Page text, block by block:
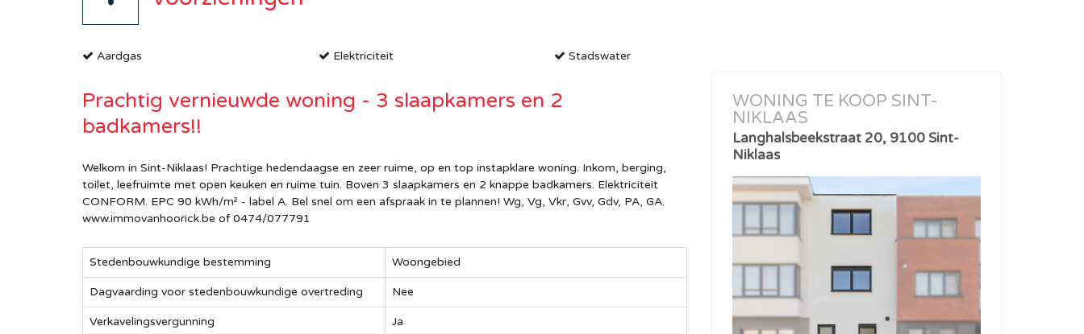
Aardgas Elektriciteit Stadswater
Prachtig vernieuwde woning - 3 slaapkamers en 2
badkamers!!
Welkom in Sint-Niklaas! Prachtige hedendaagse en zeer ruime, op en top instapklare woning. Inkom, berging,
toilet, leefruimte met open keuken en ruime tuin. Boven 3 slaapkamers en 2 knappe badkamers. Elektriciteit
CONFORM. EPC 90 kWh/m² - label A. Bel snel om een afspraak in te plannen! Wg, Vg, Vkr, Gvv, Gdv, PA, GA.
www.immovanhoorick.be of 0474/077791
Stedenbouwkundige bestemming Woongebied
Dagvaarding voor stedenbouwkundige overtreding Nee
Verkavelingsvergunning Ja
WONING TE KOOP SINT-
NIKLAAS
Langhalsbeekstraat 20, 9100 Sint-
Niklaas